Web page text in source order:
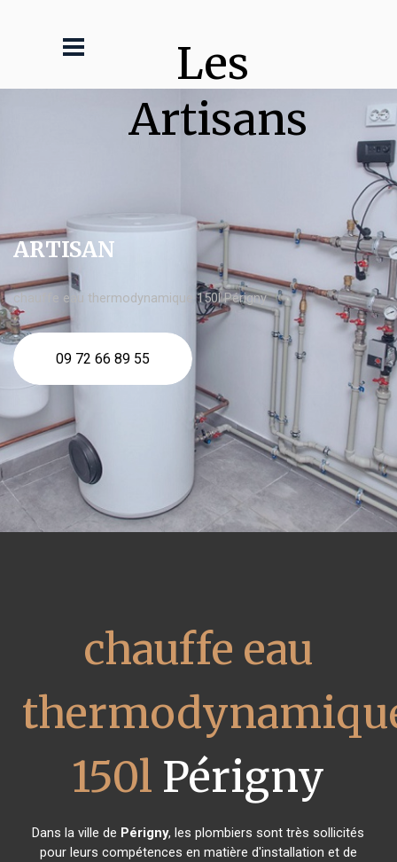
Les
Artisans
ARTISAN
chauffe eau thermodynamique 150l Périgny
09 72 66 89 55
chauffe eau
150l Périgny
Dans la ville de Périgny, les plombiers sont très sollicités
pour leurs compétences en matière d'installation et de